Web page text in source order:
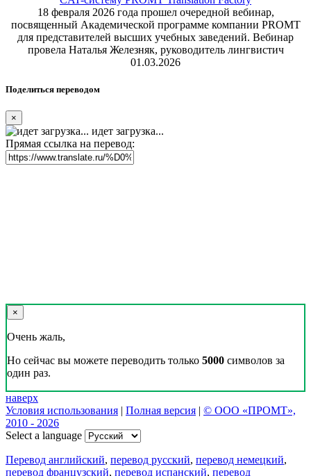
18 февраля 2026 года прошел очередной вебинар,
посвященный Академической программе компании PROMT
для представителей высших учебных заведений. Вебинар
провела Наталья Железняк, руководитель лингвистич
01.03.2026
Поделиться переводом
×
идет загрузка...
Прямая ссылка на перевод:
×
Очень жаль,
Но сейчас вы можете переводить только 5000 символов за
один раз.
наверх
Условия использования | Полная версия | © ООО «ПРОМТ»,
2010 - 2026
Select a language
Перевод английский, перевод русский, перевод немецкий,
перевод французский, перевод испанский, перевод